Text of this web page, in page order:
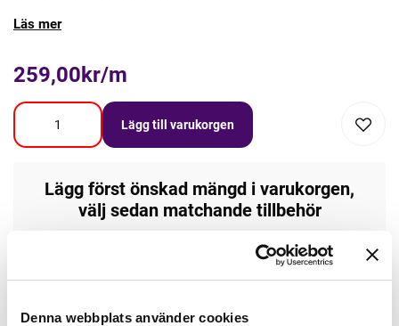
Denna webbplats använder cookies
Läs mer
259,00kr/m
Lägg till varukorgen
Lägg först önskad mängd i varukorgen,
välj sedan matchande tillbehör
Tråd matchande +45,00kr
Mudd matchande +39,50kr